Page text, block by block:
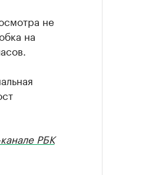
не
на
РБК